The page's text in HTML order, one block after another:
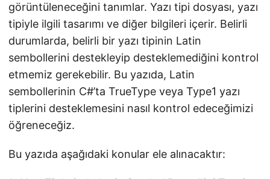
görüntüleneceğini tanımlar. Yazı tipi dosyası, yazı
tipiyle ilgili tasarımı ve diğer bilgileri içerir. Belirli
durumlarda, belirli bir yazı tipinin Latin
sembollerini destekleyip desteklemediğini kontrol
etmemiz gerekebilir. Bu yazıda, Latin
sembollerinin C#’ta TrueType veya Type1 yazı
tiplerini desteklemesini nasıl kontrol edeceğimizi
öğreneceğiz.
Bu yazıda aşağıdaki konular ele alınacaktır: